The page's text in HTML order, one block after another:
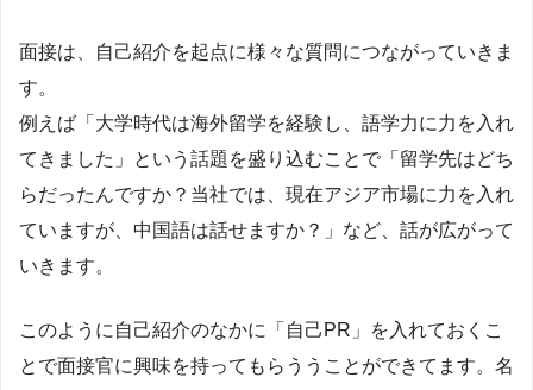
面接は、自己紹介を起点に様々な質問につながっていきま
す。
例えば「大学時代は海外留学を経験し、語学力に力を入れ
てきました」という話題を盛り込むことで「留学先はどち
らだったんですか？当社では、現在アジア市場に力を入れ
ていますが、中国語は話せますか？」など、話が広がって
いきます。
このように自己紹介のなかに「自己PR」を入れておくこ
とで面接官に興味を持ってもらううことができてます。名